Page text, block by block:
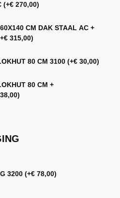
(+€ 270,00)
CM DAK STAAL AC +
€ 315,00)
80 CM 3100(+€ 30,00)
80 CM +
38,00)
3200(+€ 78,00)